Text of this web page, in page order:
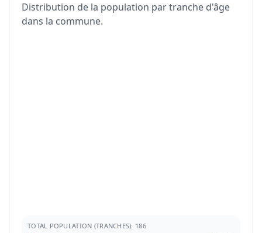
Distribution de la population par tranche d'âge
dans la commune.
TOTAL POPULATION (TRANCHES): 186